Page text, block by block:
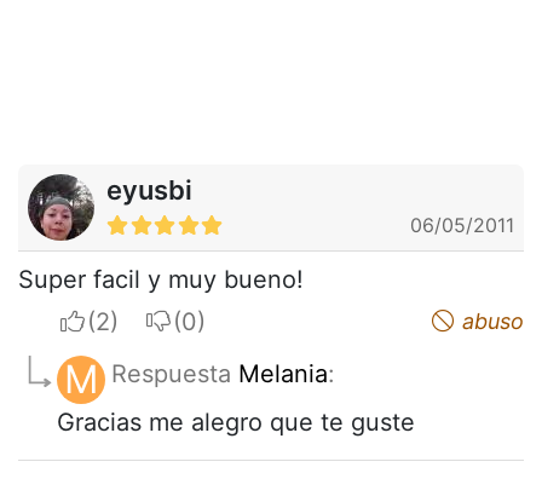
eyusbi
06/05/2011
Super facil y muy bueno!
I apreciateI do not appreciate abuso
M Respuesta Melania:
Gracias me alegro que te guste